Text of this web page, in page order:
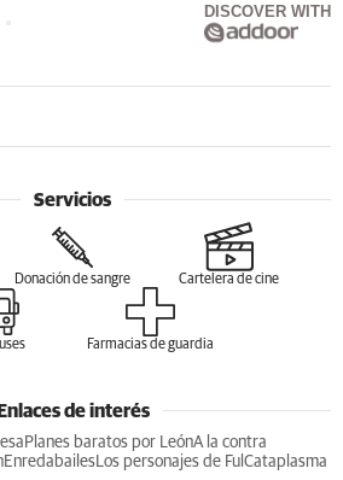
DISCOVER WITH
Servicios
Donación de sangre Cartelera de cine
Farmacias de guardia
Enlaces de interés
Planes baratos por LeónA la contra
EnredabailesLos personajes de Ful Cataplasma